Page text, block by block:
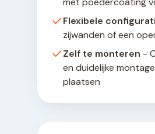
Flexibele
zijwanden of een
Zelf te monteren -
en duidelijke
plaatsen